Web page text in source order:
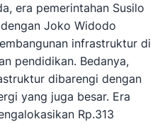
era pemerintahan Susilo
Joko Widodo
infrastruktur di
pendidikan. Bedanya,
dibarengi dengan
yang juga besar. Era
Rp.313